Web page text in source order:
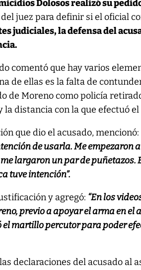
Dolosos realizó su
juez para definir si el oficial
judiciales, la defensa del
comentó que hay varios
de ellas es la falta de
de Moreno como policía
la distancia con la que efectuó
que dio el acusado, mencionó:
de usarla. Me empezaron
largaron un par de puñetazos.
tuve intención”.
y agregó: “En los
previo a apoyar el arma en el
martillo percutor para poder
declaraciones del acusado al